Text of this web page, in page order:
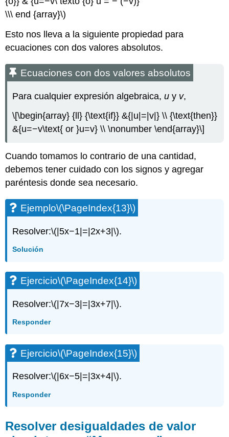
\\\ end {array}\)
Esto nos lleva a la siguiente propiedad para
ecuaciones con dos valores absolutos.
Ecuaciones con dos valores absolutos
Para cualquier expresión algebraica,u y v,
\[\begin{array} {ll} {\text{if}} &{|u|=|v|} \\ {\text{then}}
&{u=−v\text{ or }u=v} \\ \nonumber \end{array}\]
Cuando tomamos lo contrario de una cantidad,
debemos tener cuidado con los signos y agregar
paréntesis donde sea necesario.
Ejemplo\(\PageIndex{13}\)
Resolver:\(|5x−1|=|2x+3|\).
Solución
Ejercicio\(\PageIndex{14}\)
Resolver:\(|7x−3|=|3x+7|\).
Responder
Ejercicio\(\PageIndex{15}\)
Resolver:\(|6x−5|=|3x+4|\).
Responder
Resolver desigualdades de valor